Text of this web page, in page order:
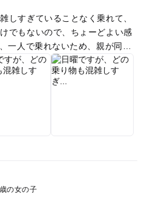
しすぎていることなく乗れて、
でもないので、ちょーどよい感
いるので、なかなか高くついて
す。 でも子供たちも
の女の子